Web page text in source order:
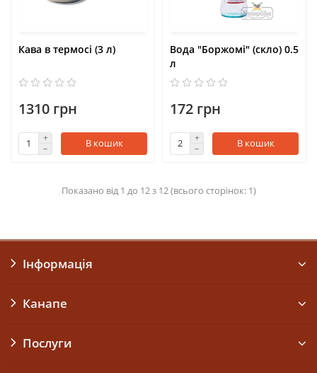
Кава в термосі (3 л)
1310 грн
В кошик
Вода "Боржомі" (скло) 0.5
л
172 грн
В кошик
Показано від 1 до 12 з 12 (всього сторінок: 1)
Інформація
Канапе
Послуги